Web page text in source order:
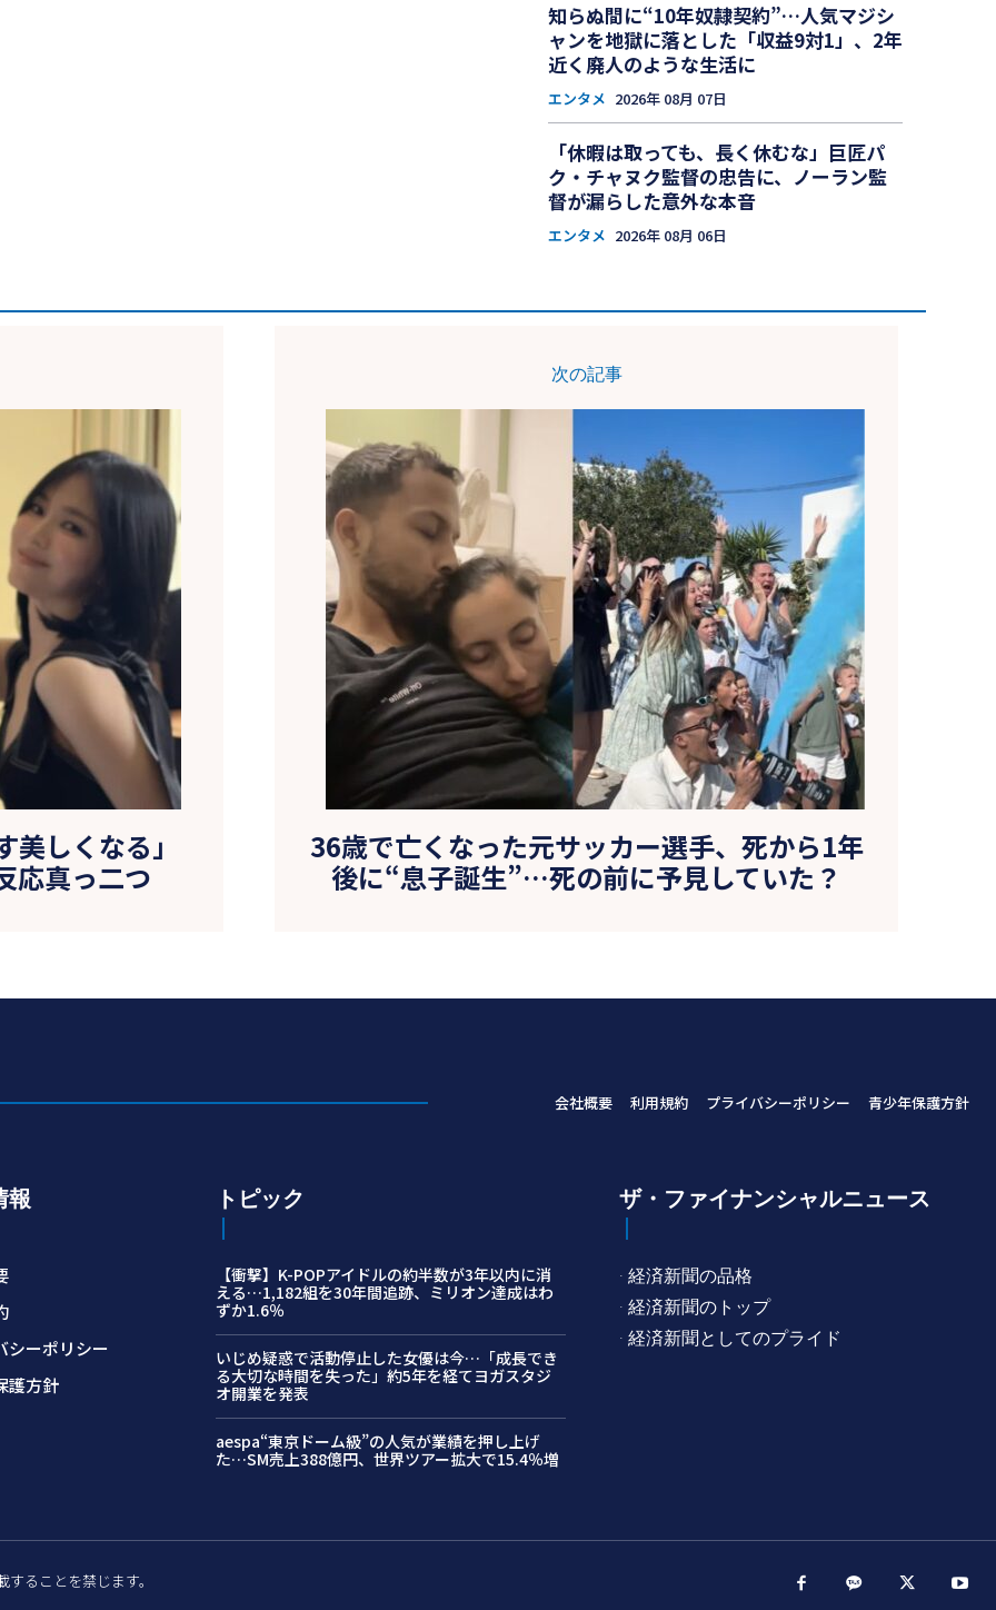
知らぬ間に“10年奴隷契約”…人気マジシ
ャンを地獄に落とした「収益9対1」、2年
近く廃人のような生活に
エンタメ 2026年 08月 07日
「休暇は取っても、長く休むな」巨匠パ
ク・チャヌク監督の忠告に、ノーラン監
督が漏らした意外な本音
エンタメ 2026年 08月 06日
しくなる」
応真っ二つ
次の記事
36歳で亡くなった元サッカー選手、死から1年
後に“息子誕生”…死の前に予見していた？
会社概要 利用規約 プライバシーポリシー 青少年保護方針
報
シーポリシー
護方針
トピック
【衝撃】K-POPアイドルの約半数が3年以内に消
える…1,182組を30年間追跡、ミリオン達成はわ
ずか1.6％
いじめ疑惑で活動停止した女優は今…「成長でき
る大切な時間を失った」約5年を経てヨガスタジ
オ開業を発表
aespa“東京ドーム級”の人気が業績を押し上げ
た…SM売上388億円、世界ツアー拡大で15.4％増
ザ・ファイナンシャルニュース
· 経済新聞の品格
· 経済新聞のトップ
· 経済新聞としてのプライド
ることを禁じます。